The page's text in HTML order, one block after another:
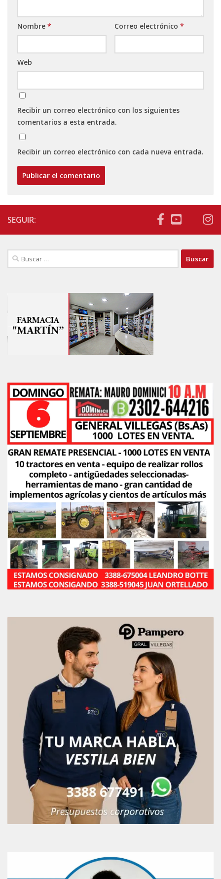
Nombre * Correo electrónico *
Web
Recibir un correo electrónico con los siguientes
comentarios a esta entrada.
Recibir un correo electrónico con cada nueva entrada.
SEGUIR:
Buscar: